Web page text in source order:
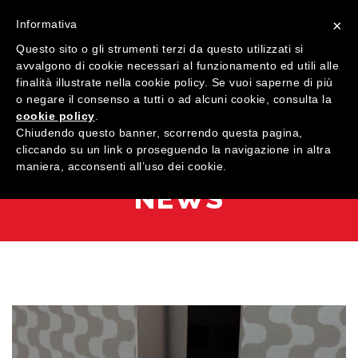
MENU
HOME
QUALITÀ
Finestre
Legno
Porte
SHOWROOM
ARREDI SU MISURA
NEWS
×
Informativa
Questo sito o gli strumenti terzi da questo utilizzati si
avvalgono di cookie necessari al funzionamento ed utili alle
finalità illustrate nella cookie policy. Se vuoi saperne di più
o negare il consenso a tutti o ad alcuni cookie, consulta la
cookie policy
Chiudendo questo banner, scorrendo questa pagina,
cliccando su un link o proseguendo la navigazione in altra
maniera, acconsenti all’uso dei cookie.